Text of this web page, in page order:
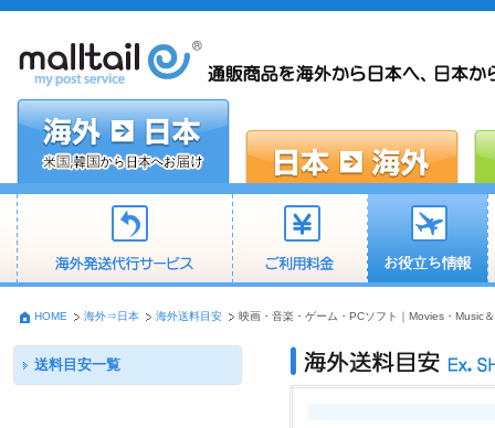
HOME 海外⇒日本 海外送料目安 映画・音楽・ゲーム・PCソフト｜Movies・Music
送料目安一覧